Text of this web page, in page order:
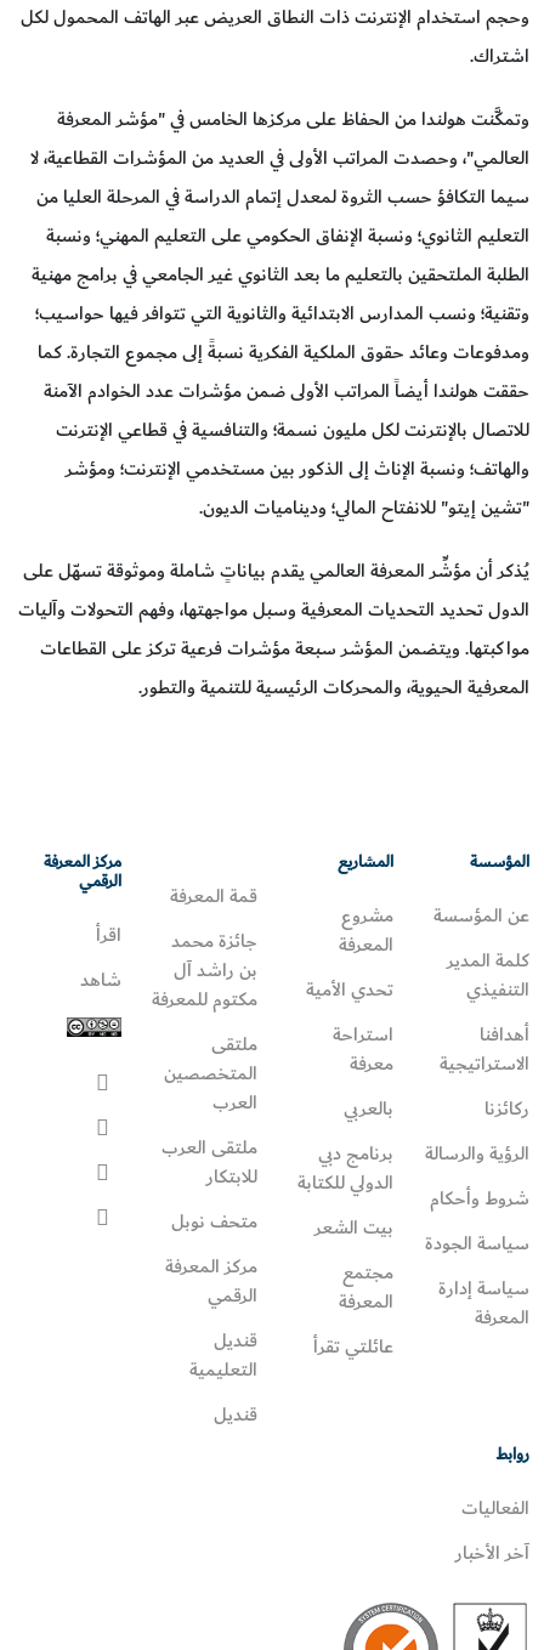
وحجم استخدام الإنترنت ذات النطاق العريض عبر الهاتف المحمول لكل
اشتراك.
وتمكَّنت هولندا من الحفاظ على مركزها الخامس في "مؤشر المعرفة
العالمي"، وحصدت المراتب الأولى في العديد من المؤشرات القطاعية، لا
سيما التكافؤ حسب الثروة لمعدل إتمام الدراسة في المرحلة العليا من
التعليم الثانوي؛ ونسبة الإنفاق الحكومي على التعليم المهني؛ ونسبة
الطلبة الملتحقين بالتعليم ما بعد الثانوي غير الجامعي في برامج مهنية
وتقنية؛ ونسب المدارس الابتدائية والثانوية التي تتوافر فيها حواسيب؛
ومدفوعات وعائد حقوق الملكية الفكرية نسبةً إلى مجموع التجارة. كما
حققت هولندا أيضاً المراتب الأولى ضمن مؤشرات عدد الخوادم الآمنة
للاتصال بالإنترنت لكل مليون نسمة؛ والتنافسية في قطاعي الإنترنت
والهاتف؛ ونسبة الإناث إلى الذكور بين مستخدمي الإنترنت؛ ومؤشر
"تشين إيتو" للانفتاح المالي؛ وديناميات الديون.
يُذكر أن مؤشِّر المعرفة العالمي يقدم بياناتٍ شاملة وموثوقة تسهّل على
الدول تحديد التحديات المعرفية وسبل مواجهتها، وفهم التحولات وآليات
مواكبتها. ويتضمن المؤشر سبعة مؤشرات فرعية تركز على القطاعات
المعرفية الحيوية، والمحركات الرئيسية للتنمية والتطور.
المؤسسة
عن المؤسسة
كلمة المدير
التنفيذي
أهدافنا
الاستراتيجية
ركائزنا
الرؤية والرسالة
شروط وأحكام
سياسة الجودة
سياسة إدارة
المعرفة
المشاريع
مشروع
المعرفة
تحدي الأمية
استراحة
معرفة
بالعربي
برنامج دبي
الدولي للكتابة
بيت الشعر
مجتمع
المعرفة
عائلتي تقرأ‎
قمة المعرفة
جائزة محمد
بن راشد آل
مكتوم للمعرفة
ملتقى
المتخصصين
العرب
ملتقى العرب
للابتكار
متحف نوبل
مركز المعرفة
الرقمي
قنديل
التعليمية
قنديل
مركز المعرفة
الرقمي
اقرأ
شاهد
روابط
الفعاليات
آخر الأخبار